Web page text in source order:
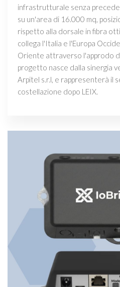
infrastrutturale senza
su un'area di 16.000 mq,
rispetto alla dorsale in fibra
collega l'Italia e l'Europa
Oriente attraverso l'approdo
progetto nasce dalla sinergia
Arpitel s.r.l, e rappresenterà il
costellazione dopo LEIX.